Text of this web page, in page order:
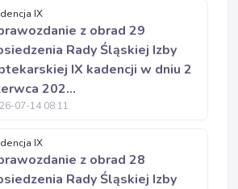
IX
z obrad 29
Rady Śląskiej Izby
IX kadencji w dniu 2
202...
07-14 08:11
IX
z obrad 28
Rady Śląskiej Izby